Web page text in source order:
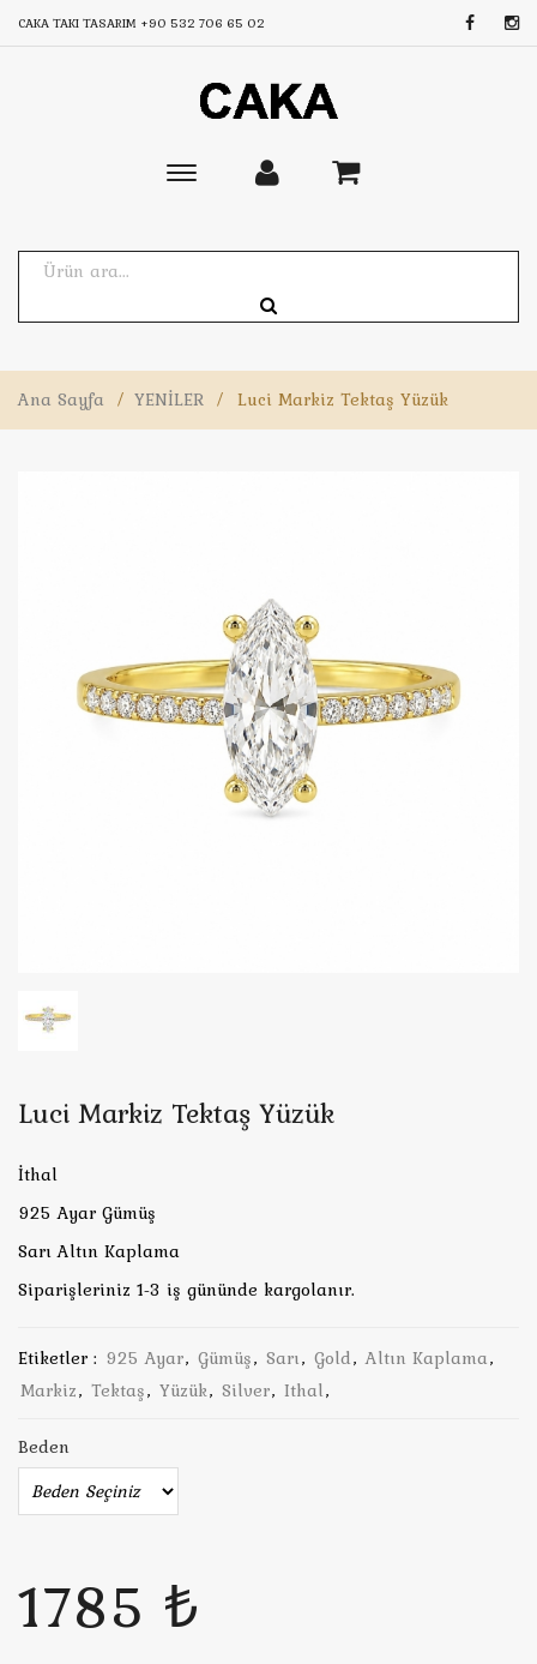
CAKA TAKI TASARIM +90 532 706 65 02
Toggle
Ana Sayfa / YENİLER / Luci Markiz Tektaş Yüzük
Luci Markiz Tektaş Yüzük
İthal
925 Ayar Gümüş
Sarı Altın Kaplama
Siparişleriniz 1-3 iş gününde kargolanır.
Etiketler : 925 Ayar, Gümüş, Sarı, Gold, Altın Kaplama,
Markiz, Tektaş, Yüzük, Silver, Ithal,
Beden
1785 ₺